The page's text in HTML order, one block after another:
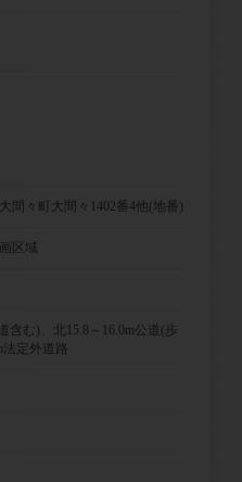
間々町大間々1402番4他(地番)
区域
含む)、北15.8～16.0m公道(歩
法定外道路